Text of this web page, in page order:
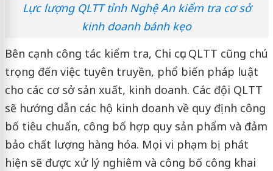
Lực lượng QLTT tỉnh Nghệ An kiểm tra cơ sở
kinh doanh bánh kẹo
Bên cạnh công tác kiểm tra, Chi cục QLTT cũng chú
trọng đến việc tuyên truyền, phổ biến pháp luật
cho các cơ sở sản xuất, kinh doanh. Các đội QLTT
sẽ hướng dẫn các hộ kinh doanh về quy định công
bố tiêu chuẩn, công bố hợp quy sản phẩm và đảm
bảo chất lượng hàng hóa. Mọi vi phạm bị phát
hiện sẽ được xử lý nghiêm và công bố công khai